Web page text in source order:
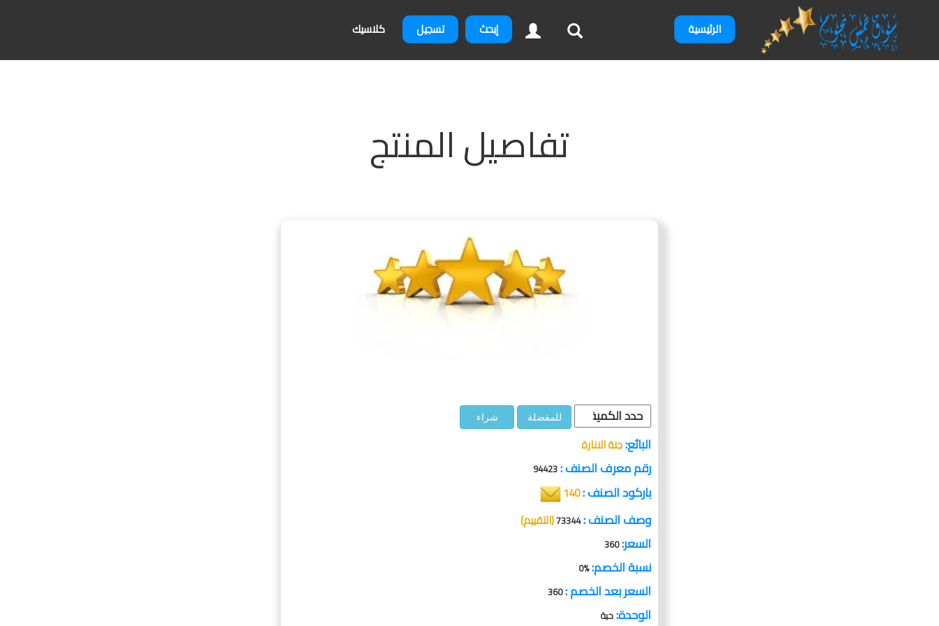
الرئيسية إبحث تسجيل كلاسيك
تفاصيل المنتج
للمفضلة شراء
البائع:جنة الانارة
رقم معرف الصنف :94423
باركود الصنف :140
وصف الصنف :73344(التقييم)
السعر:360
نسبة الخصم:%0
السعر بعد الخصم :360
الوحدة:حبة